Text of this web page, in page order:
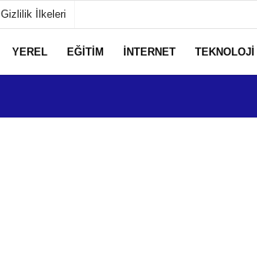
Gizlilik İlkeleri
YEREL EĞİTİM İNTERNET TEKNOLOJİ